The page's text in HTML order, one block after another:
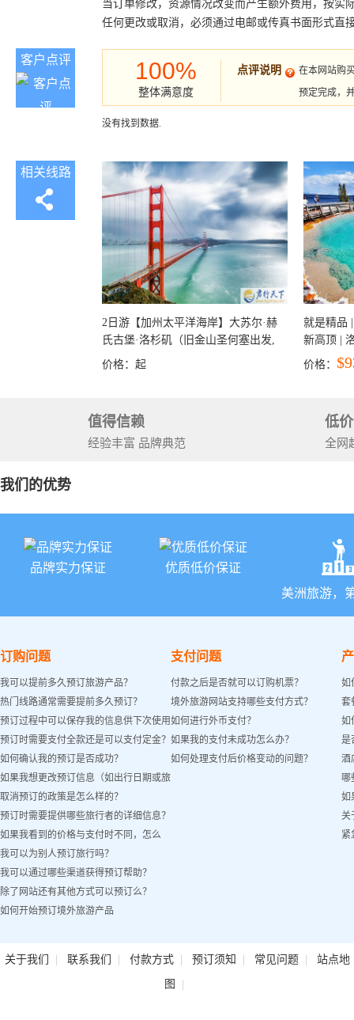
当订单修改，资源情况改变而产生额外费用，按实
任何更改或取消，必须通过电邮或传真书面形式直
客户点评 100%
整体满意度
点评说明
在本网站购
预定完成，
没有找到数据.
相关线路
2日游【加州太平洋海岸】大苏尔·赫
氏古堡·洛杉矶（旧金山圣何塞出发,
洛杉矶结束）
价格： 起
就是精品
新高顶 |
彩穴+马
价格：
值得信赖
经验丰富 品牌典范
低
全网
我们的优势
品牌实力保证
优质低价保证
美洲旅游，
订购问题
我可以提前多久预订旅游产品？
热门线路通常需要提前多久预订？
预订过程中可以保存我的信息供下次使用
吗？
预订时需要支付全款还是可以支付定金？
如何确认我的预订是否成功？
如果我想更改预订信息（如出行日期或旅
客姓名）怎么办？
取消预订的政策是怎么样的？
预订时需要提供哪些旅行者的详细信息？
如果我看到的价格与支付时不同，怎么
办？
我可以为别人预订旅行吗？
我可以通过哪些渠道获得预订帮助？
除了网站还有其他方式可以预订么？
如何开始预订境外旅游产品
支付问题
付款之后是否就可以订购机票？
境外旅游网站支持哪些支付方式？
如何进行外币支付？
如果我的支付未成功怎么办？
如何处理支付后价格变动的问题？
如
套
如
是
酒
哪
如
关
紧
关于我们 | 联系我们 | 付款方式| 预订须知 | 常见问题| 站点地
图 |